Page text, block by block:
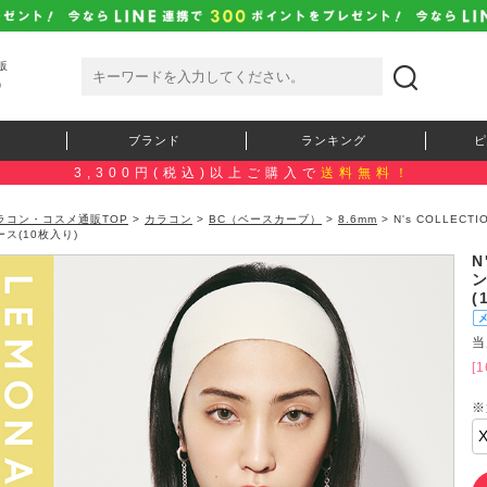
ブランド ランキング
3,300円(税込)以上ご購入で 送料無料！
コン・コスメ通販TOP > カラコン > BC（ベースカーブ） > 8.6mm > N's
ス(10枚入り)